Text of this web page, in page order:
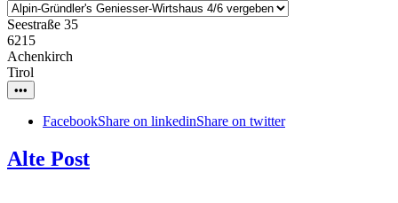
Seestraße 35
6215
Achenkirch
Tirol
•••
FacebookShare on linkedinShare on twitter
Alte Post